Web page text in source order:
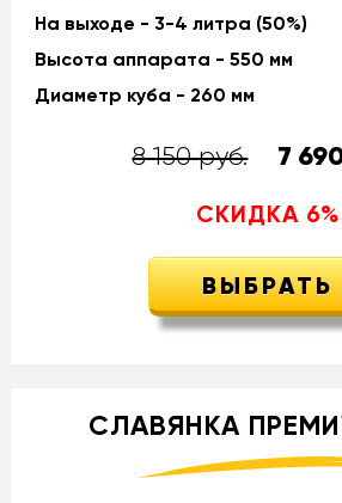
На выходе - 3-4 литра (50%)
Высота аппарата - 550 мм
Диаметр куба - 260 мм
8 150 руб. 7
СКИДКА 6%
ВЫБРАТЬ
СЛАВЯНКА